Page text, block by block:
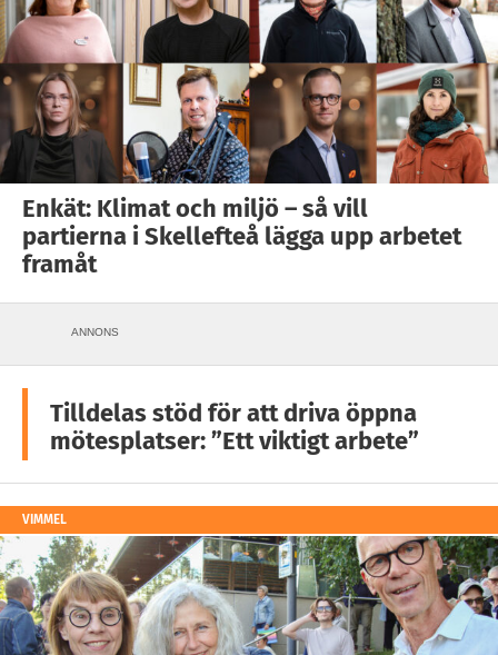
Enkät: Klimat och miljö – så vill
partierna i Skellefteå lägga upp arbetet
framåt
ANNONS
Tilldelas stöd för att driva öppna
mötesplatser: ”Ett viktigt arbete”
VIMMEL